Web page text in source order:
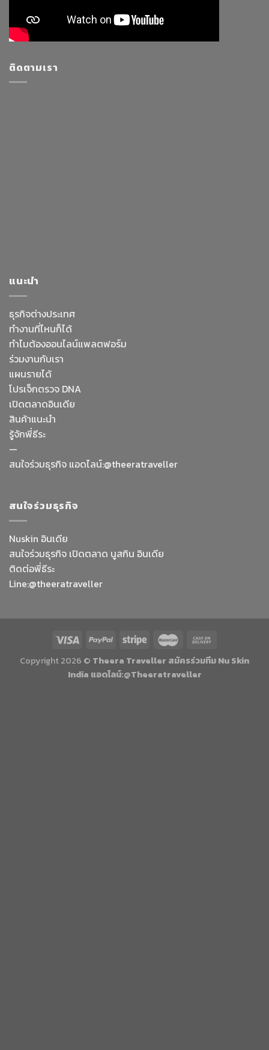
ติดตามเรา
แนะนำ
ธุรกิจต่างประเทศ
ทำงานที่ไหนก็ได้
ทำไมต้องออนไลน์แพลตฟอร์ม
ร่วมงานกับเรา
แผนรายได้
โปรเจ็กตรวจ DNA
เปิดตลาดอินเดีย
สินค้าแนะนำ
รู้จักพี่ธีระ
—
สนใจร่วมธุรกิจ แอดไลน์:@theeratraveller
สนใจร่วมธุรกิจ
Nuskin อินเดีย
สนใจร่วมธุรกิจ เปิดตลาด นูสกิน อินเดีย
ติดต่อพี่ธีระ
Line:@theeratraveller
Copyright 2026 © Theera Traveller สมัครร่วมทีม Nu Skin
India แอดไลน์:@Theeratraveller